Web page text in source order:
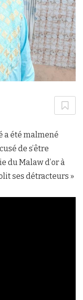
a été malmené
de s’être
du Malaw d’or à
ses détracteurs »